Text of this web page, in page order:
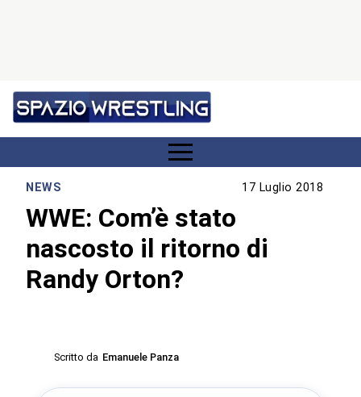
NEWS 17 Luglio 2018
WWE: Com’è stato
nascosto il ritorno di
Randy Orton?
Scritto da Emanuele Panza